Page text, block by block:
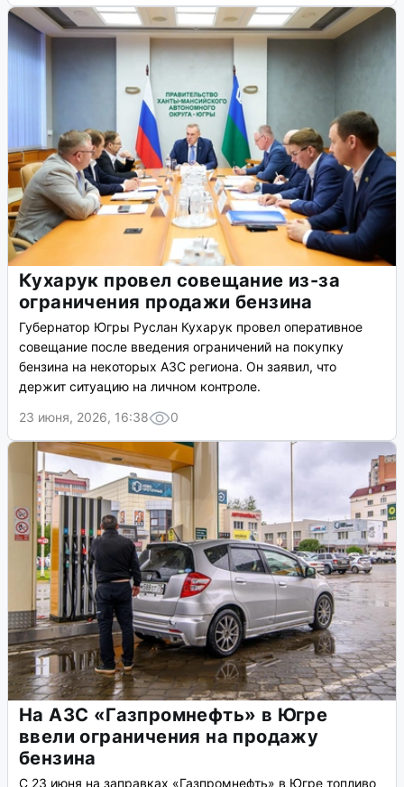
Кухарук провел совещание из-за
ограничения продажи бензина
Губернатор Югры Руслан Кухарук провел оперативное
совещание после введения ограничений на покупку
бензина на некоторых АЗС региона. Он заявил, что
держит ситуацию на личном контроле.
23 июня, 2026, 16:38
0
На АЗС «Газпромнефть» в Югре
ввели ограничения на продажу
бензина
С 23 июня на заправках «Газпромнефть» в Югре топливо